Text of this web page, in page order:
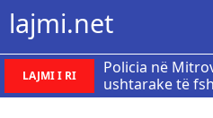
lajmi.net
LAJMI I RI
​Policia në
ushtarake të